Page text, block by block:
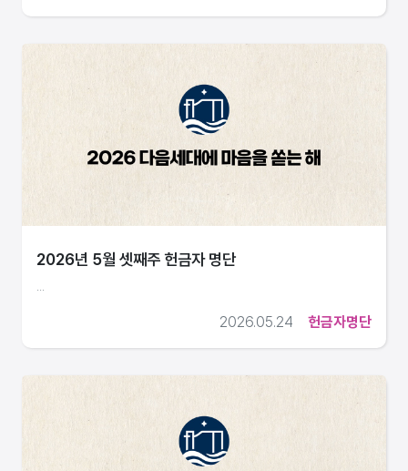
헌금자명단
2026.05.24
2026년 5월 셋째주 헌금자 명단